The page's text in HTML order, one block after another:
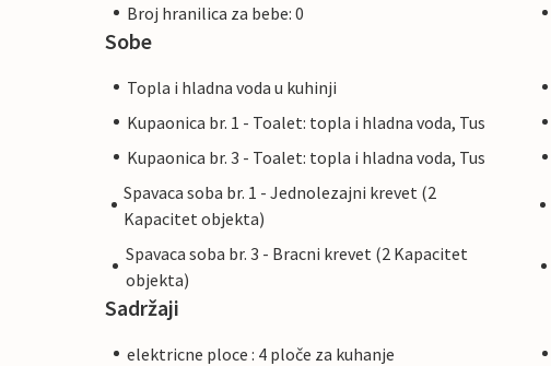
Broj hranilica za bebe: 0
Sobe
Topla i hladna voda u kuhinji
Kupaonica br. 1 - Toalet: topla i hladna voda, Tus
Kupaonica br. 3 - Toalet: topla i hladna voda, Tus
Spavaca soba br. 1 - Jednolezajni krevet (2
Kapacitet objekta)
Spavaca soba br. 3 - Bracni krevet (2 Kapacitet
objekta)
Sadržaji
elektricne ploce : 4 ploče za kuhanje